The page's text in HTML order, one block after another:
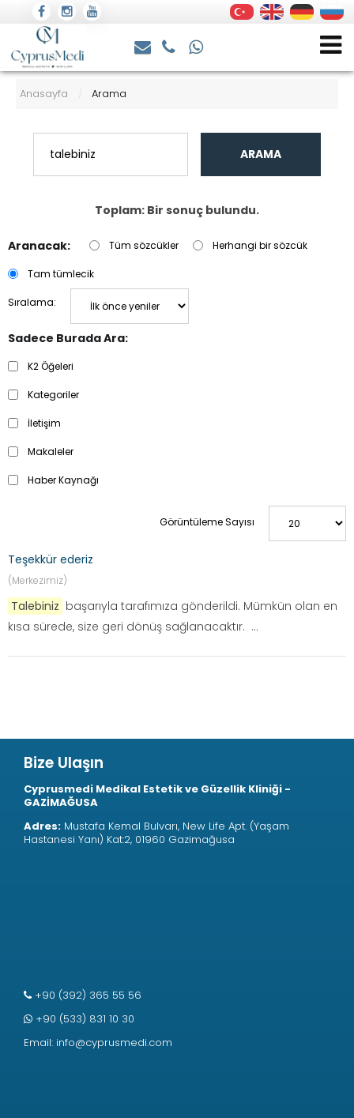
Anasayfa / Arama
ARAMA
Toplam: Bir sonuç bulundu.
Aranacak: Tüm sözcükler Herhangi bir sözcük
Tam tümlecik
Sıralama:
Sadece Burada Ara:
K2 Öğeleri
Kategoriler
İletişim
Makaleler
Haber Kaynağı
Görüntüleme Sayısı
Teşekkür ederiz
(Merkezimiz)
Talebiniz başarıyla tarafımıza gönderildi. Mümkün olan en
kısa sürede, size geri dönüş sağlanacaktır. ...
Bize Ulaşın
Cyprusmedi Medikal Estetik ve Güzellik Kliniği -
GAZİMAĞUSA
Adres: Mustafa Kemal Bulvarı, New Life Apt. (Yaşam
Hastanesi Yanı) Kat:2, 01960 Gazimağusa
+90 (392) 365 55 56
+90 (533) 831 10 30
Email: info@cyprusmedi.com